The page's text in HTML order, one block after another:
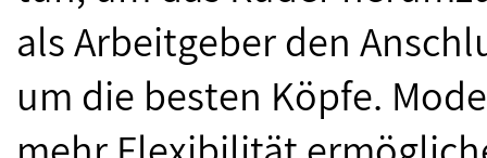
als Arbeitgeber den
um die besten Köpfe.